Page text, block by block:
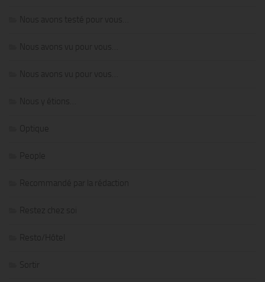
Nous avons testé pour vous…
Nous avons vu pour vous…
Nous avons vu pour vous…
Nous y étions…
Optique
People
Recommandé par la rédaction
Restez chez soi
Resto/Hôtel
Sortir